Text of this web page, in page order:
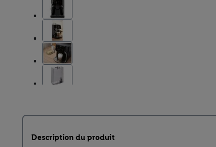
Description du produit